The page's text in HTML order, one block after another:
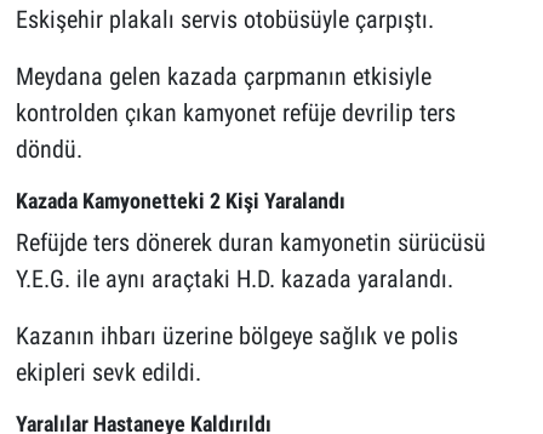
Eskişehir plakalı servis otobüsüyle çarpıştı.
Meydana gelen kazada çarpmanın etkisiyle
kontrolden çıkan kamyonet refüje devrilip ters
döndü.
Kazada Kamyonetteki 2 Kişi Yaralandı
Refüjde ters dönerek duran kamyonetin sürücüsü
Y.E.G. ile aynı araçtaki H.D. kazada yaralandı.
Kazanın ihbarı üzerine bölgeye sağlık ve polis
ekipleri sevk edildi.
Yaralılar Hastaneye Kaldırıldı